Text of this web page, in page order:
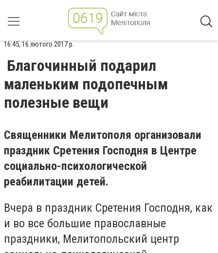
16:45, 16 лютого 2017 р.
Благочинный подарил
маленьким подопечным
полезные вещи
Священники Мелитополя организовали
праздник Сретения Господня в Центре
социально-психологической
реабилитации детей.
Вчера в праздник Сретения Господня, как
и во все большие православные
праздники, Мелитопольский центр